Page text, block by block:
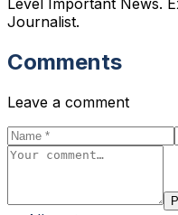
Journalist.
Comments
Leave a comment